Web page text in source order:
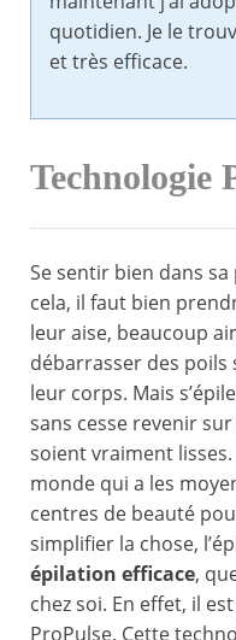
quotidien. Je le
et très efficace.
Technologie
Se sentir bien dans
cela, il faut bien
leur aise, beaucoup
débarrasser des poils
leur corps. Mais
sans cesse revenir
soient vraiment lisses.
monde qui a les
centres de beauté
simplifier la chose,
épilation efficace,
chez soi. En effet, il
ProPulse. Cette